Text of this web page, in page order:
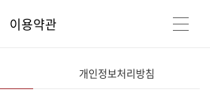
이용약관
개인정보처리방침